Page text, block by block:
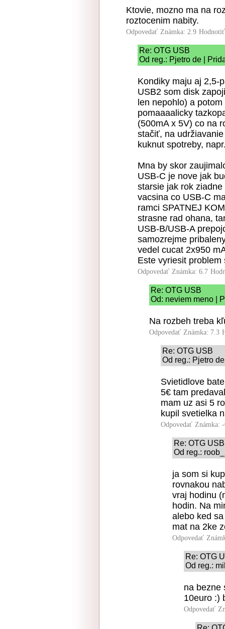
Ktovie, mozno ma na
roztocenim nabity.
Odpovedať Známka: 2.9
Re: OTG USB
Od reg.: Pjetro de |
Kondiky maju aj 2,5-
USB2 som disk
len nepohlo) a
pomaaaalicky
(500mA x 5V) co na
stačiť, na
kuknut spotreby,
Mna by skor
USB-C je nove jak
starsie jak rok
vacsina co USB-C
ramci SPATNEJ
strasne rad ohana,
USB-B/USB-A
samozrejme
vedel cucat 2x950
Este vyriesit
Odpovedať Známka: 6.7
Re: OTG USB
Od: neviem meno |
Na rozbeh treba
Odpovedať Známka: 7.3
Re: OTG USB
Od reg.: Pjetro
Svietidlove
5€ tam
mam uz asi 5
kupil svetielka
Odpovedať Známka:
Re: OTG USB
Od reg.:
ja som si
rovnakou
vraj hodinu
hodin. Na
alebo ked
mat na 2ke
Odpovedať
Re: OTG
Od reg.:
na bezne
10euro :)
Odpovedať